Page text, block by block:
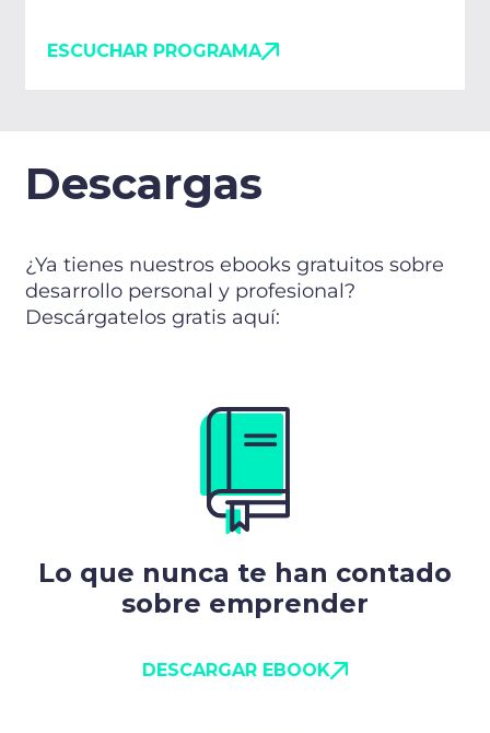
ESCUCHAR PROGRAMA
Descargas
¿Ya tienes nuestros ebooks gratuitos sobre
desarrollo personal y profesional?
Descárgatelos gratis aquí:
Lo que nunca te han contado
sobre emprender
DESCARGAR EBOOK